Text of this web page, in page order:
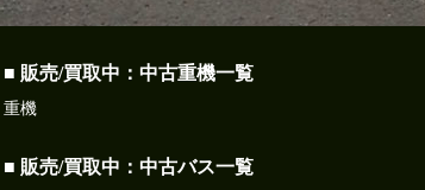
■ 販売/買取中：中古重機一覧
重機
■ 販売/買取中：中古バス一覧